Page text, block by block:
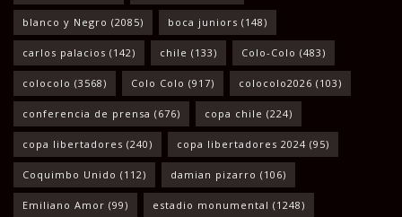
blanco y Negro (2085) boca juniors (148)
carlos palacios (142) chile (133) Colo-Colo (483)
colocolo (3568) Colo Colo (917) colocolo2026 (103)
conferencia de prensa (676) copa chile (224)
copa libertadores (240) copa libertadores 2024 (95)
Coquimbo Unido (112) damian pizarro (106)
Emiliano Amor (99) estadio monumental (1248)